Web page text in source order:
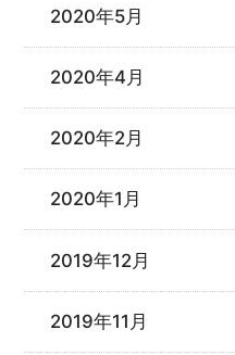
2020年5月
2020年4月
2020年2月
2020年1月
2019年12月
2019年11月